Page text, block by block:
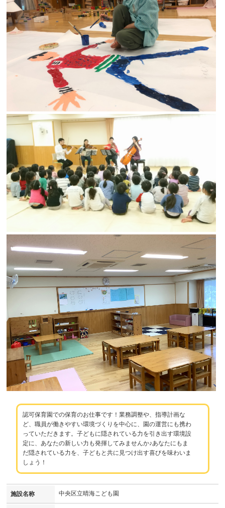
認可保育園での保育のお仕事です！業務調整や、指導計画な
ど、職員が働きやすい環境づくりを中心に、園の運営にも携わ
っていただきます。子どもに隠されている力を引き出す環境設
定に、あなたの新しい力も発揮してみませんか♪あなたにもま
だ隠されている力を、子どもと共に見つけ出す喜びを味わいま
しょう！
施設名称 中央区立晴海こども園